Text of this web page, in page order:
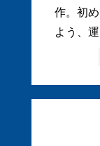
作。初
よう、